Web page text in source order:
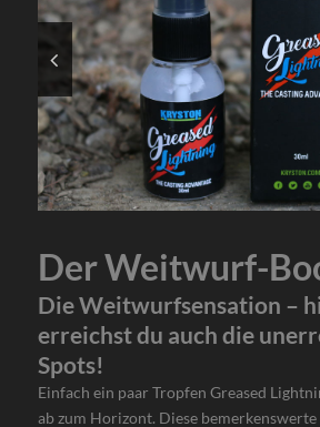
Deutsch
Der Weitwurf-
Die Weitwurfsensation –
erreichst du auch die
Spots!
Einfach ein paar Tropfen Greased
ab zum Horizont. Diese